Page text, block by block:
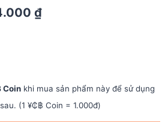
₫Current
Coin khi mua sản phẩm này để sử dụng
(1 ¥₵฿ Coin = 1.000đ)